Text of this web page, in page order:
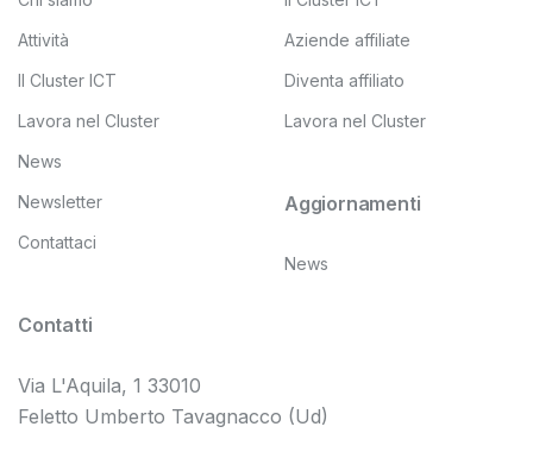
Attività
Il Cluster ICT
Lavora nel Cluster
News
Newsletter
Contattaci
Aziende affiliate
Diventa affiliato
Lavora nel Cluster
Aggiornamenti
News
Contatti
Via L'Aquila, 1 33010
Feletto Umberto Tavagnacco (Ud)